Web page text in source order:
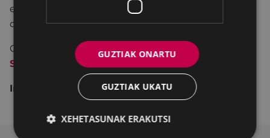
egunean.
Bertan klikatu
matrikula orria
deskargatzeko
Oinarriak eta informazio gehigarria kontsultatzeko,
SAKATU HEMEN.
Informazio gehiago: 943 708 435 telefonoan
GUZTIAK ONARTU
GUZTIAK UKATU
XEHETASUNAK ERAKUTSI